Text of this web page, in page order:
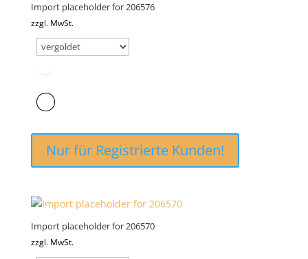
Import placeholder for 206576
zzgl. MwSt.
Nur für Registrierte Kunden!
Import placeholder for 206570
zzgl. MwSt.